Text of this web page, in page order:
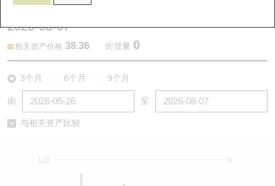
2026-08-07
相关资产价格 38.36 街货量 0
3个月 6个月 9个月
由 至
与相关资产比较
6
120
认股证分析仪
认股证/牛熊证日志
新发行瑞银牛熊证
牛熊证到期结算价查找
街货统计
科指成份股
中资ETFs溢价比较
牛熊证投资者教育